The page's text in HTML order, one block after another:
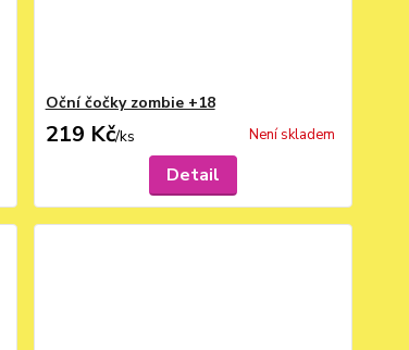
Oční čočky zombie +18
219 Kč/ks Není skladem
Detail